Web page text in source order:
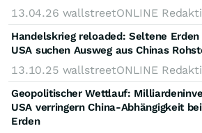
13.04.26 wallstreetONLINE
Handelskrieg reloaded: Seltene
USA suchen Ausweg aus Chinas
13.10.25 wallstreetONLINE
Geopolitischer Wettlauf:
USA verringern China-Abhängigkeit
Erden